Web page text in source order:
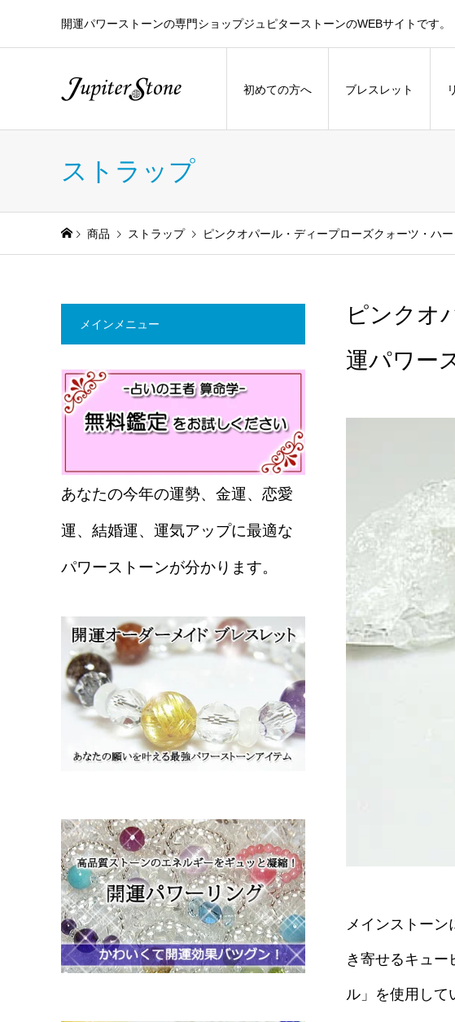
開運パワーストーンの専門ショップジュピターストーンのWEBサイトです。
初めての方へ ブレスレット
ストラップ
商品 ストラップ ピンクオパール・ディープローズクォーツ・ハ
ピンクオ
運パワー
メインストーン
き寄せるキュー
ル」を使用して
メインメニュー
あなたの今年の運勢、金運、恋愛
運、結婚運、運気アップに最適な
パワーストーンが分かります。